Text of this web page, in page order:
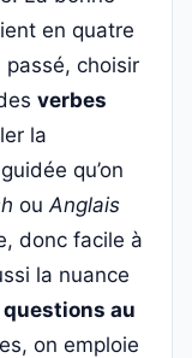
en quatre
choisir
verbes
la
qu’on
ouAnglais
donc facile à
la nuance
questions au
on emploie